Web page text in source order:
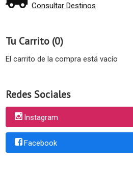
Consultar Destinos
Tu Carrito (0)
El carrito de la compra está vacío
Redes Sociales
Instagram
Facebook